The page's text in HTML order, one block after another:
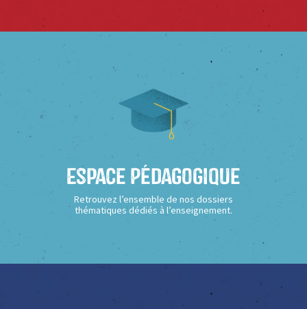
Espace Pédagogique
Retrouvez l’ensemble de nos dossiers
thématiques dédiés à l’enseignement.